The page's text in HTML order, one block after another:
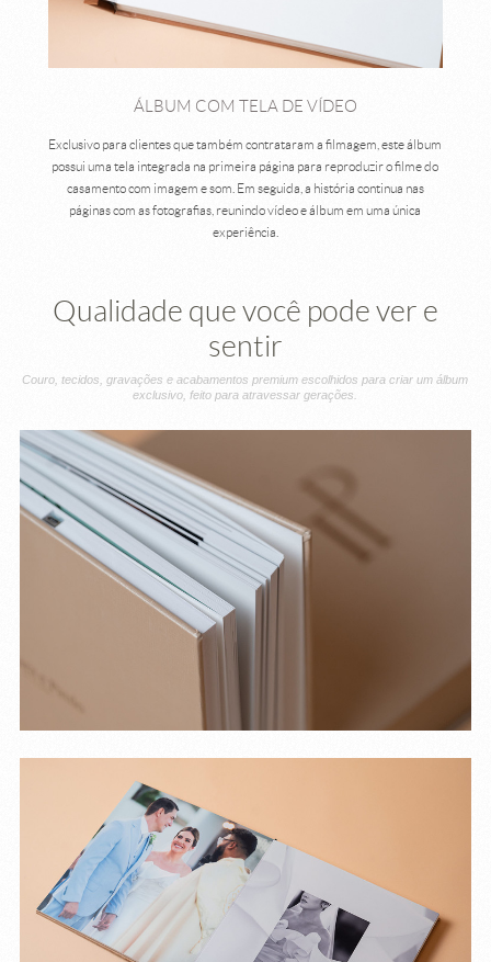
ÁLBUM COM TELA DE VÍDEO
Exclusivo para clientes que também contrataram a filmagem, este álbum
possui uma tela integrada na primeira página para reproduzir o filme do
casamento com imagem e som. Em seguida, a história continua nas
páginas com as fotografias, reunindo vídeo e álbum em uma única
experiência.
Qualidade que você pode ver e
sentir
Couro, tecidos, gravações e acabamentos premium escolhidos para criar um álbum
exclusivo, feito para atravessar gerações.